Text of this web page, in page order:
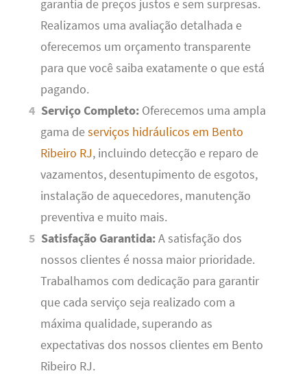
garantia de preços justos e sem surpresas.
Realizamos uma avaliação detalhada e
oferecemos um orçamento transparente
para que você saiba exatamente o que está
pagando.
Serviço Completo: Oferecemos uma ampla
gama deserviços hidráulicos em Bento
Ribeiro RJ, incluindo detecção e reparo de
vazamentos, desentupimento de esgotos,
instalação de aquecedores, manutenção
preventiva e muito mais.
Satisfação Garantida:A satisfação dos
nossos clientes é nossa maior prioridade.
Trabalhamos com dedicação para garantir
que cada serviço seja realizado com a
máxima qualidade, superando as
expectativas dos nossos clientes em Bento
Ribeiro RJ.